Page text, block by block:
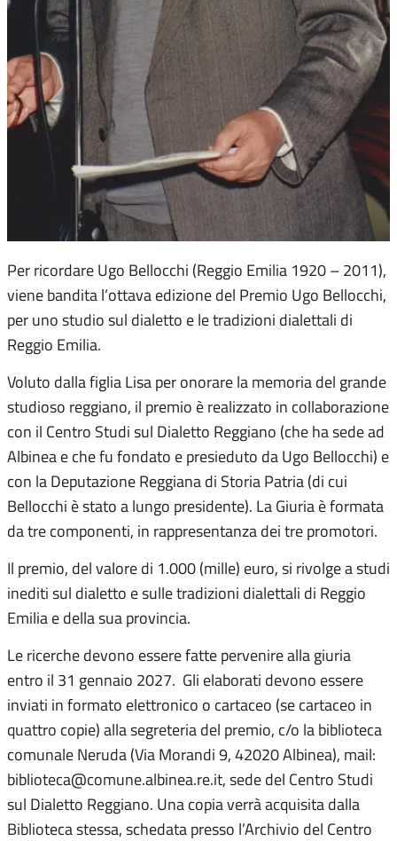
Per ricordare Ugo Bellocchi (Reggio Emilia 1920 – 2011),
viene bandita l’ottava edizione del Premio Ugo Bellocchi,
per uno studio sul dialetto e le tradizioni dialettali di
Reggio Emilia.
Voluto dalla figlia Lisa per onorare la memoria del grande
studioso reggiano, il premio è realizzato in collaborazione
con il Centro Studi sul Dialetto Reggiano (che ha sede ad
Albinea e che fu fondato e presieduto da Ugo Bellocchi) e
con la Deputazione Reggiana di Storia Patria (di cui
Bellocchi è stato a lungo presidente). La Giuria è formata
da tre componenti, in rappresentanza dei tre promotori.
Il premio, del valore di 1.000 (mille) euro, si rivolge a studi
inediti sul dialetto e sulle tradizioni dialettali di Reggio
Emilia e della sua provincia.
Le ricerche devono essere fatte pervenire alla giuria
entro il 31 gennaio 2027. Gli elaborati devono essere
inviati in formato elettronico o cartaceo (se cartaceo in
quattro copie) alla segreteria del premio, c/o la biblioteca
comunale Neruda (Via Morandi 9, 42020 Albinea), mail:
biblioteca@comune.albinea.re.it, sede del Centro Studi
sul Dialetto Reggiano. Una copia verrà acquisita dalla
Biblioteca stessa, schedata presso l’Archivio del Centro